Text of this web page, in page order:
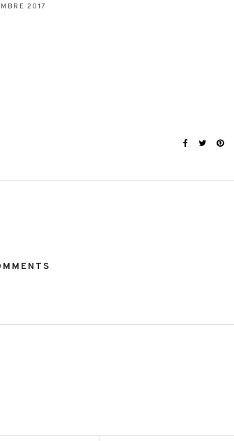
2017